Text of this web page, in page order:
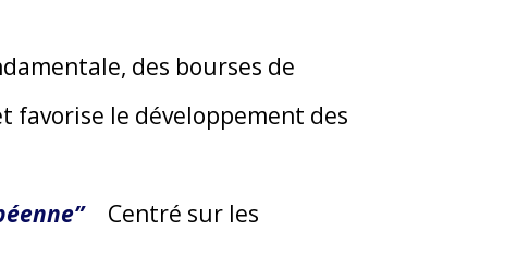
des bourses de
favorise le développement des
Centré sur les